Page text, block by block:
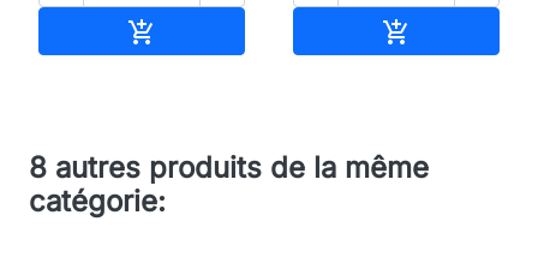
 
8 autres produits de la même
catégorie: